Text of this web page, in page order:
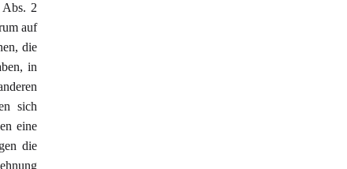
2
auf
die
in
sich
eine
die